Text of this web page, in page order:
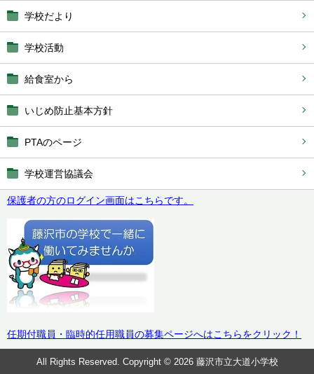
学校だより
学校活動
給食室から
いじめ防止基本方針
PTAのページ
学校運営協議会
保護者の方のログイン画面はこちらです。
任期付職員・臨時的任用職員の募集ページへはこちらをクリック！
All Rights Reserved. Copyright © 2026 藤沢市立大道小学校